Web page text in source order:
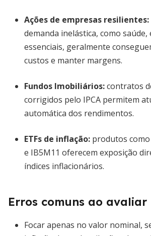
Ações de empresas resilientes:
demanda inelástica, como
essenciais, geralmente
custos e manter margens.
Fundos Imobiliários:contratos
corrigidos pelo IPCA permitem
automática dos rendimentos.
ETFs de inflação: produtos
e IB5M11 oferecem exposição
índices inflacionários.
Erros comuns ao avaliar
Focar apenas no valor nominal,